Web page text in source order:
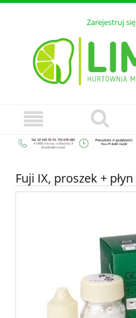
Zarejestruj się
Fuji IX, proszek + płyn